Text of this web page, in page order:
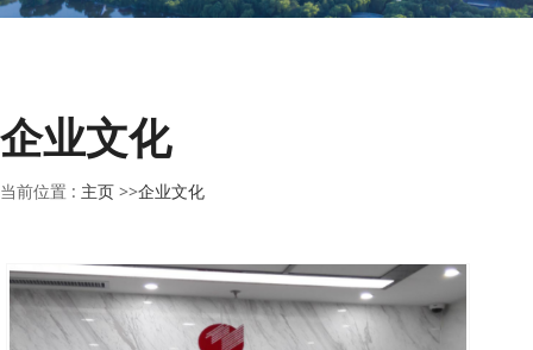
企业文化
当前位置 : 主页 >>企业文化